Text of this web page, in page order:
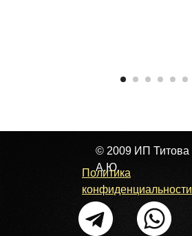
© 2009 ИП Титова
А.Ю.
Политика
конфиденциальности